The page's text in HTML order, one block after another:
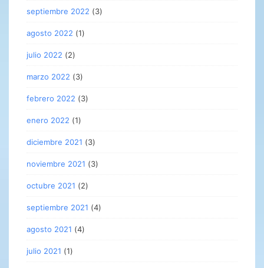
septiembre 2022 (3)
agosto 2022 (1)
julio 2022 (2)
marzo 2022 (3)
febrero 2022 (3)
enero 2022 (1)
diciembre 2021 (3)
noviembre 2021 (3)
octubre 2021 (2)
septiembre 2021 (4)
agosto 2021 (4)
julio 2021 (1)